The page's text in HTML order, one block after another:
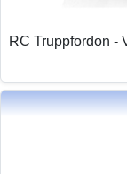
RC Truppfordon -